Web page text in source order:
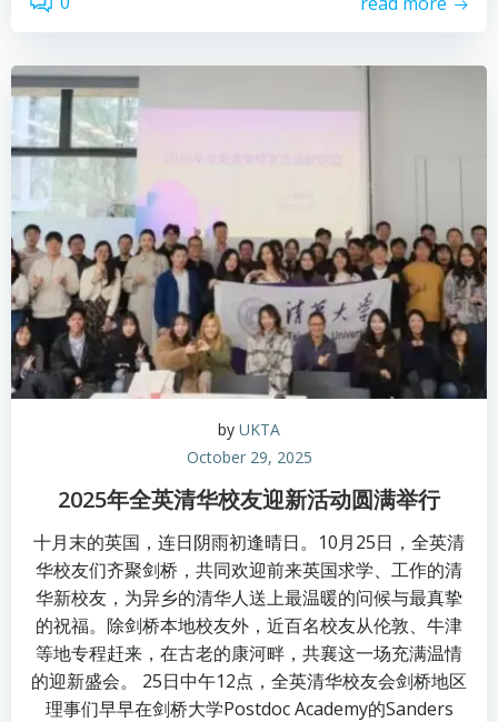
by UKTA
October 29, 2025
2025年全英清华校友迎新活动圆满举行
十月末的英国，连日阴雨初逢晴日。10月25日，全英清
华校友们齐聚剑桥，共同欢迎前来英国求学、工作的清
华新校友，为异乡的清华人送上最温暖的问候与最真挚
的祝福。除剑桥本地校友外，近百名校友从伦敦、牛津
等地专程赶来，在古老的康河畔，共襄这一场充满温情
的迎新盛会。 25日中午12点，全英清华校友会剑桥地区
理事们早早在剑桥大学Postdoc Academy的Sanders